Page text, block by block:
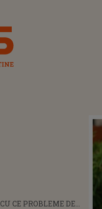
CU CE PROBLEME DE